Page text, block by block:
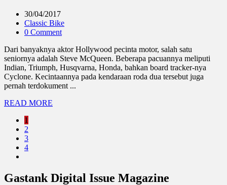
30/04/2017
Classic Bike
0 Comment
Dari banyaknya aktor Hollywood pecinta motor, salah satu
seniornya adalah Steve McQueen. Beberapa pacuannya meliputi
Indian, Triumph, Husqvarna, Honda, bahkan board tracker-nya
Cyclone. Kecintaannya pada kendaraan roda dua tersebut juga
pernah terdokument ...
READ MORE
1
2
3
4
Gastank Digital Issue Magazine